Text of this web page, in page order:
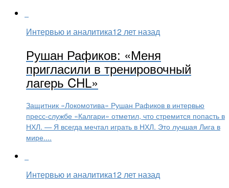
Интервью и аналитика12 лет назад
Рушан Рафиков: «Меня
пригласили в тренировочный
лагерь CHL»
Защитник «Локомотива» Рушан Рафиков в интервью
пресс-службе «Калгари» отметил, что стремится попасть в
НХЛ. — Я всегда мечтал играть в НХЛ. Это лучшая Лига в
мире....
Интервью и аналитика12 лет назад